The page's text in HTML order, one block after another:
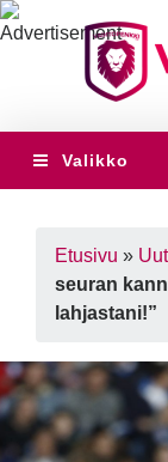
Valikko
Etusivu »
seuran
lahjastani!”